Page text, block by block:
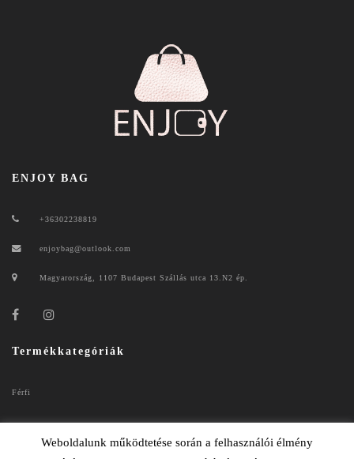
ENJOY BAG
+36302238819
enjoybag@outlook.com
Magyarország, 1107 Budapest Szállás utca 13.N2 ép.
Termékkategóriák
Férfi
Weboldalunk működtetése során a felhasználói élmény